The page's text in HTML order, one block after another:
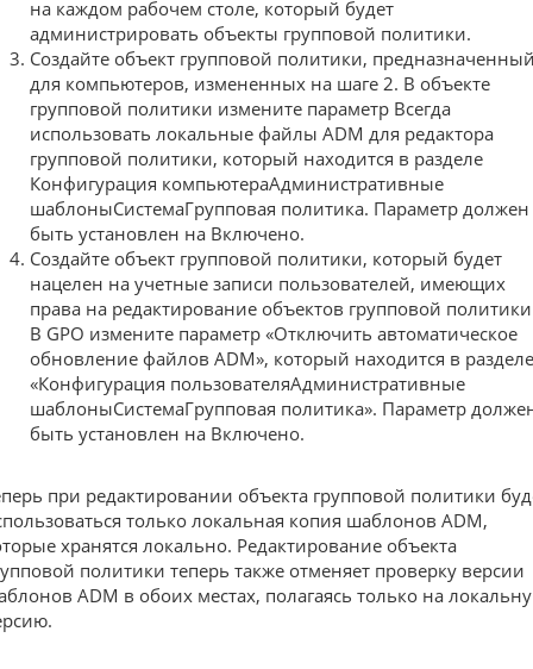
на каждом рабочем столе, который будет
администрировать объекты групповой политики.
Создайте объект групповой политики,
для компьютеров, измененных на шаге 2. В объекте
групповой политики измените параметр Всегда
использовать локальные файлы ADM для редактора
групповой политики, который находится в разделе
Конфигурация компьютераАдминистративные
шаблоныСистемаГрупповая политика. Параметр должен
быть установлен на Включено.
Создайте объект групповой политики, который будет
нацелен на учетные записи пользователей, имеющих
права на редактирование объектов групповой
В GPO измените параметр «Отключить автоматическое
обновление файлов ADM», который находится в разделе
«Конфигурация пользователяАдминистративные
шаблоныСистемаГрупповая политика». Параметр
быть установлен на Включено.
при редактировании объекта групповой политики
только локальная копия шаблонов ADM,
хранятся локально. Редактирование объекта
политики теперь также отменяет проверку версии
ADM в обоих местах, полагаясь только на